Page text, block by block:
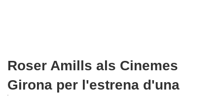
Roser Amills als Cinemes
Girona per l'estrena d'una